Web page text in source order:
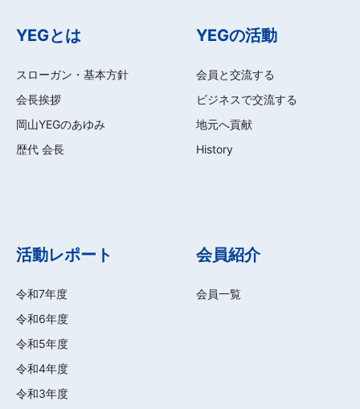
YEGとは
スローガン・基本方針
会長挨拶
岡山YEGのあゆみ
歴代 会長
YEGの活動
会員と交流する
ビジネスで交流する
地元へ貢献
History
活動レポート
令和7年度
令和6年度
令和5年度
令和4年度
令和3年度
会員紹介
会員一覧